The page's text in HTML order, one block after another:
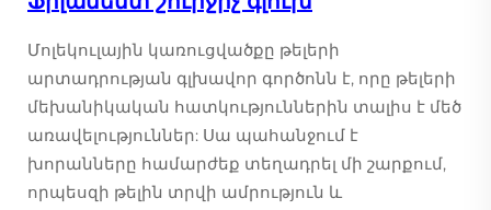
Մոլեկուլային կառուցվածքը թելերի
արտադրության գլխավոր գործոնն է, որը թելերի
մեխանիկական հատկություններին տալիս է մեծ
առավելություններ: Սա պահանջում է
խորանները համարժեք տեղադրել մի շարքում,
որպեսզի թելին տրվի ամրություն և